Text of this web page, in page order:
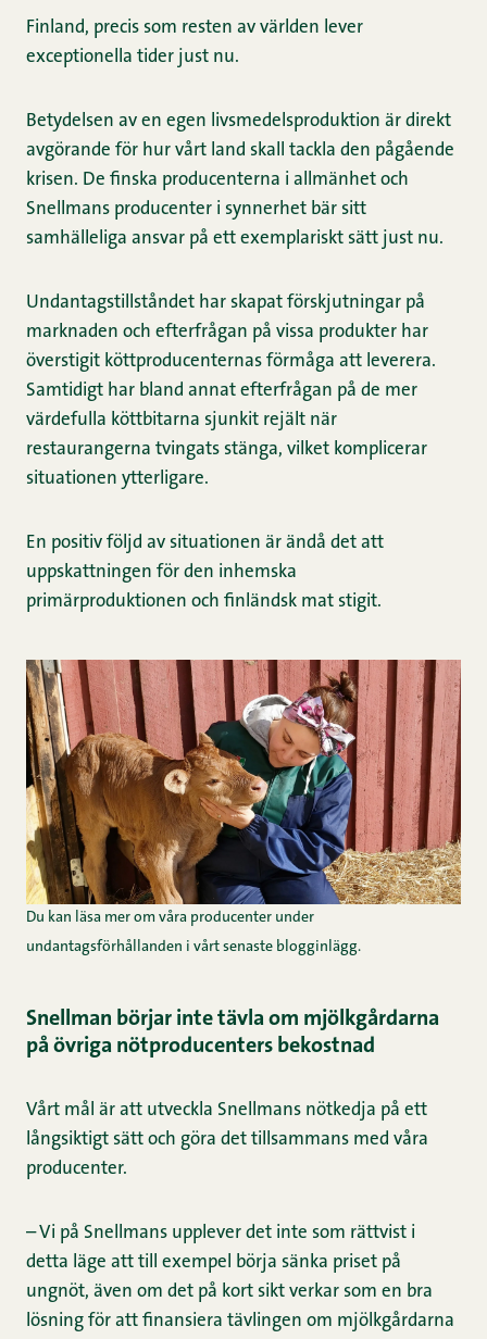
Finland, precis som resten av världen lever
exceptionella tider just nu.
Betydelsen av en egen livsmedelsproduktion är direkt
avgörande för hur vårt land skall tackla den pågående
krisen. De finska producenterna i allmänhet och
Snellmans producenter i synnerhet bär sitt
samhälleliga ansvar på ett exemplariskt sätt just nu.
Undantagstillståndet har skapat förskjutningar på
marknaden och efterfrågan på vissa produkter har
överstigit köttproducenternas förmåga att leverera.
Samtidigt har bland annat efterfrågan på de mer
värdefulla köttbitarna sjunkit rejält när
restaurangerna tvingats stänga, vilket komplicerar
situationen ytterligare.
En positiv följd av situationen är ändå det att
uppskattningen för den inhemska
primärproduktionen och finländsk mat stigit.
Du kan läsa mer om våra producenter under
undantagsförhållanden i vårt senaste blogginlägg.
Snellman börjar inte tävla om mjölkgårdarna
på övriga nötproducenters bekostnad
Vårt mål är att utveckla Snellmans nötkedja på ett
långsiktigt sätt och göra det tillsammans med våra
producenter.
– Vi på Snellmans upplever det inte som rättvist i
detta läge att till exempel börja sänka priset på
ungnöt, även om det på kort sikt verkar som en bra
lösning för att finansiera tävlingen om mjölkgårdarna